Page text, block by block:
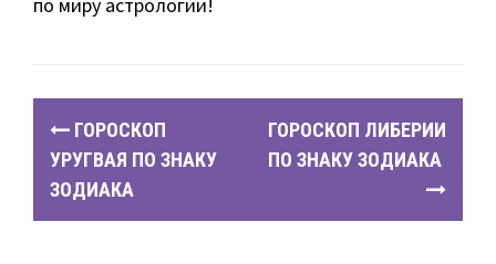
P
o
ГОРОСКОП
УРУГВАЯ ПО ЗНАКУ
ЗОДИАКА
ГОРОСКОП ЛИБЕРИИ
ПО ЗНАКУ ЗОДИАКА